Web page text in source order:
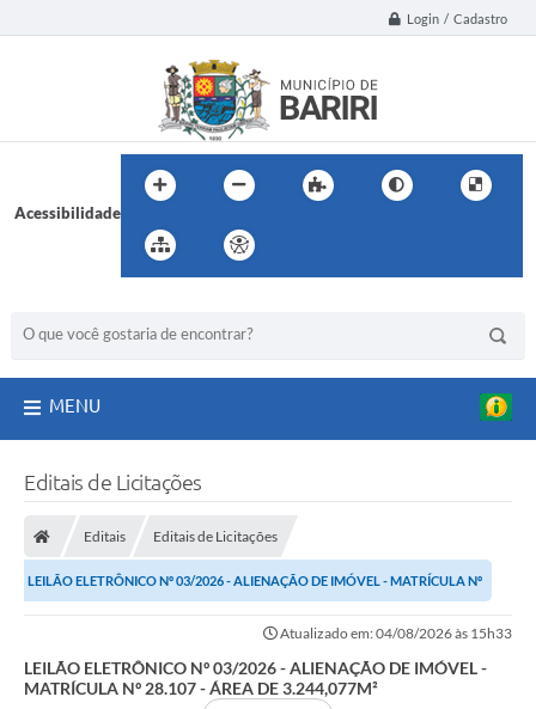
Login / Cadastro
Acessibilidade
MENU
Editais de Licitações
Editais Editais de Licitações
LEILÃO ELETRÔNICO Nº 03/2026 - ALIENAÇÃO DE IMÓVEL - MATRÍCULA Nº
Atualizado em: 04/08/2026 às 15h33
LEILÃO ELETRÔNICO Nº 03/2026 - ALIENAÇÃO DE IMÓVEL -
MATRÍCULA Nº 28.107 - ÁREA DE 3.244,077M²